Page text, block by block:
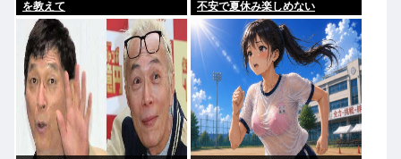
を教えて
不安で夏休み楽しめない